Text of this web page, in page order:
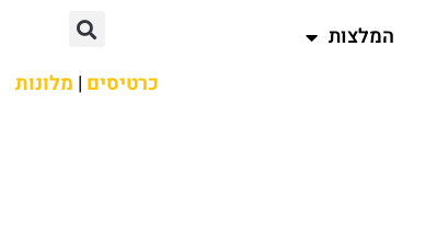
המלצות
כרטיסים | מלונות